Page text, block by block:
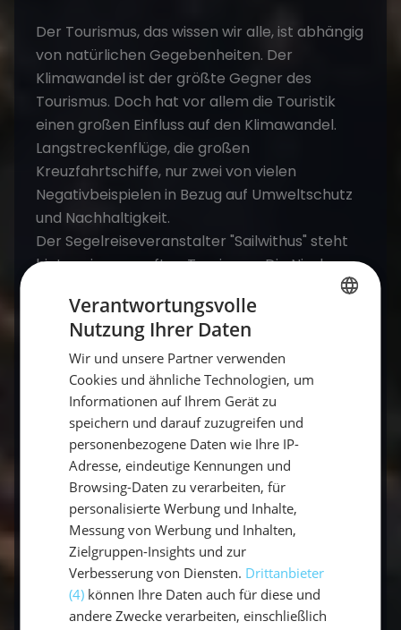
Der Tourismus, das wissen wir alle, ist abhängig
von natürlichen Gegebenheiten. Der
Klimawandel ist der größte Gegner des
Tourismus. Doch hat vor allem die Touristik
einen großen Einfluss auf den Klimawandel.
Langstreckenflüge, die großen
Kreuzfahrtschiffe, nur zwei von vielen
Negativbeispielen in Bezug auf Umweltschutz
und Nachhaltigkeit.
Der Segelreiseveranstalter "Sailwithus" steht
hinter einem sanften Tourismus. Die Nische
umweltschonendsten Tourismusformen auf
dem Markt. Sailwithus bietet Mitsegeln privat
auf einer Yacht mit Skipper durch den Antrieb
mit Windkraft an. Eine ressourcenschonende
und nachhaltige Variante.
Wir haben unseren Trip "Mitsegeln Mallorca"
sehr genossen und wünschen euch viel Spaß
beim Buchen eures nächsten Segeltrips.
Kontakt
Buchen
Verantwortungsvolle
Nutzung Ihrer Daten
Wir und unsere Partner verwenden
Cookies und ähnliche Technologien, um
Informationen auf Ihrem Gerät zu
speichern und darauf zuzugreifen und
personenbezogene Daten wie Ihre IP-
Adresse, eindeutige Kennungen und
Browsing-Daten zu verarbeiten, für
personalisierte Werbung und Inhalte,
Messung von Werbung und Inhalten,
Zielgruppen-Insights und zur
Verbesserung von Diensten. Drittanbieter
(4) können Ihre Daten auch für diese und
andere Zwecke verarbeiten, einschließlich